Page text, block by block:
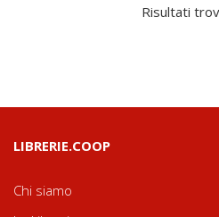
Risultati
LIBRERIE.COOP
Chi siamo